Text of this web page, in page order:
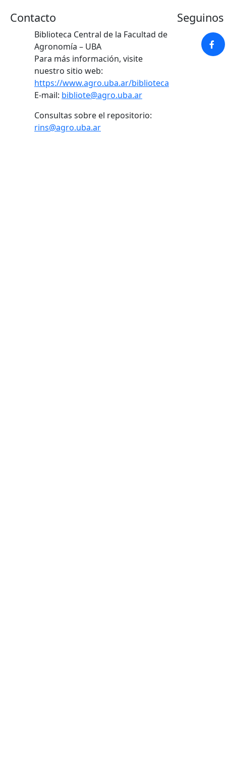
Contacto
Biblioteca Central de la Facultad de
Agronomía – UBA
Para más información, visite
nuestro sitio web:
https://www.agro.uba.ar/biblioteca
E-mail: bibliote@agro.uba.ar
Consultas sobre el repositorio:
rins@agro.uba.ar